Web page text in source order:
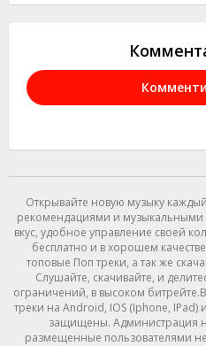
Открывайте новую музыку
рекомендациями и
вкус, удобное управление своей
бесплатно и в хорошем
топовые Поп треки, а так же
Слушайте, скачивайте, и
ограничений, в высоком
треки на Android, IOS (Iphone, IPad)
защищены. Администрация
размещенные пользователями